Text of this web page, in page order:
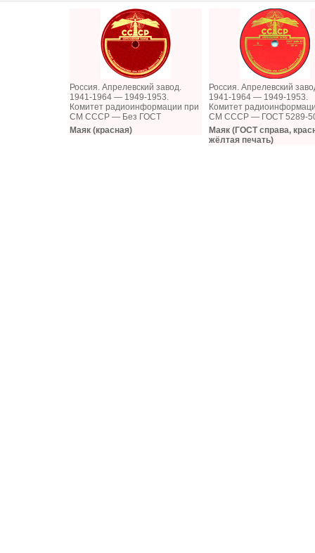
Россия. Апрелевский завод.
1941-1964 — 1949-1953.
Комитет радиоинформации при
СМ СССР — Без ГОСТ
Маяк (красная)
Россия. Апрелевский
1941-1964 — 1949-1953.
Комитет
СМ СССР — ГОСТ 5289-
Маяк (ГОСТ справа,
жёлтая печать)